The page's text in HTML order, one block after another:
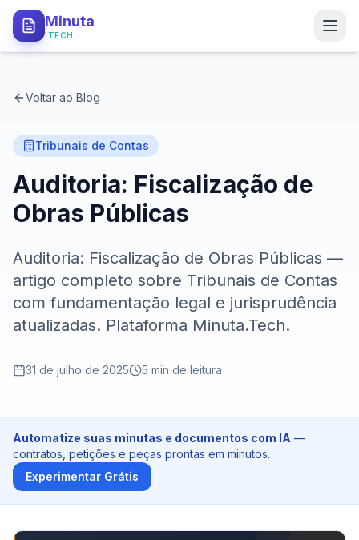
Minuta
.TECH
Como Funciona
Tipos de Minutas
API Local
Segurança
PARA QUEM
Procuradorias
Defensorias
Tribunais de Contas
Preços
Blog
Voltar ao Blog
Tribunais de Contas
Auditoria: Fiscalização de
Obras Públicas
Auditoria: Fiscalização de Obras Públicas —
artigo completo sobre Tribunais de Contas
com fundamentação legal e jurisprudência
atualizadas. Plataforma Minuta.Tech.
31 de julho de 2025 5 min de leitura
Automatize suas minutas e documentos com IA —
contratos, petições e peças prontas em minutos.
Experimentar Grátis